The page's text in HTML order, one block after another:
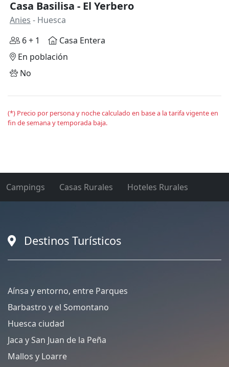
Casa Basilisa - El Yerbero
Anies - Huesca
6 + 1
Casa Entera
En población
No
(*) Precio por persona y noche calculado en base a la tarifa vigente en
fin de semana y temporada baja.
Campings Casas Rurales Hoteles Rurales
Destinos Turísticos
Aínsa y entorno, entre Parques
Barbastro y el Somontano
Huesca ciudad
Jaca y San Juan de la Peña
Mallos y Loarre